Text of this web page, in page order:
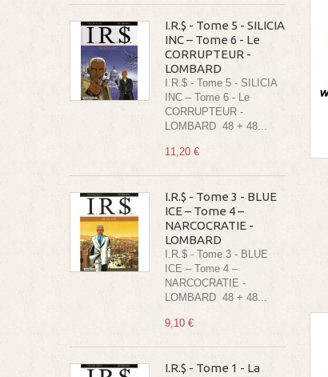
I.R.$ - Tome 5 - SILICIA
INC – Tome 6 - Le
CORRUPTEUR -
LOMBARD
I.R.$ - Tome 5 - SILICIA
INC – Tome 6 - Le
CORRUPTEUR -
LOMBARD 48 + 48...
11,20 €
I.R.$ - Tome 3 - BLUE
ICE – Tome 4 –
NARCOCRATIE -
LOMBARD
I.R.$ - Tome 3 - BLUE
ICE – Tome 4 –
NARCOCRATIE -
LOMBARD 48 + 48...
9,10 €
I.R.$ - Tome 1 - La